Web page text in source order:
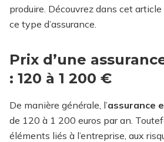
produire. Découvrez dans cet
ce type d’assurance.
Prix d’une
: 120 à 1 200 €
De manière générale, l’assurance
de 120 à 1 200 euros par an.
éléments liés à l’entreprise, aux